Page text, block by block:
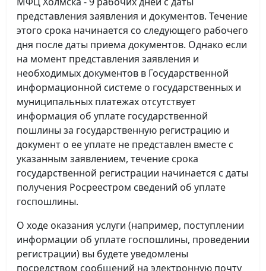
представления заявления и документов. Течение
этого срока начинается со следующего рабочего
дня после даты приема документов. Однако если
на момент представления заявления и
необходимых документов в Государственной
информационной системе о государственных и
муниципальных платежах отсутствует
информация об уплате государственной
пошлины за государственную регистрацию и
документ о ее уплате не представлен вместе с
указанным заявлением, течение срока
государственной регистрации начинается с даты
получения Росреестром сведений об уплате
госпошлины.
О ходе оказания услуги (например, поступлении
информации об уплате госпошлины, проведении
регистрации) вы будете уведомлены
посредством сообщений на электронную почту